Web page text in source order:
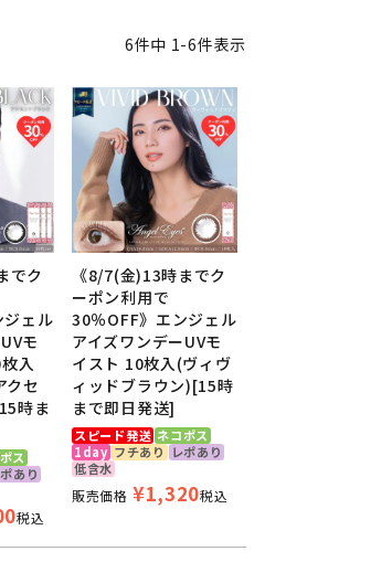
染みが良いです！
！
ラックカラコンです！
6件中 1-6件表示
でク
ェル
モ
入
セ
時ま
ス
あり
税込
《8/7(金)13時までク
ーポン利用で
30％OFF》エンジェル
アイズワンデーUVモ
イスト 10枚入(ヴィヴ
ィッドブラウン)[15時
まで即日発送]
スピード発送 ネコポス
1day フチあり
レポあり
低含水
販売価格 ¥1,320税込